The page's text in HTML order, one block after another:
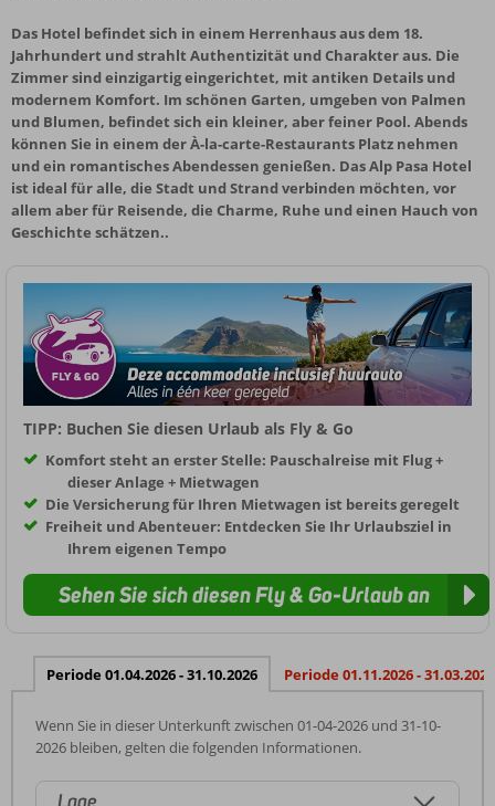
Das Hotel befindet sich in einem Herrenhaus aus dem 18.
Jahrhundert und strahlt Authentizität und Charakter aus. Die
Zimmer sind einzigartig eingerichtet, mit antiken Details und
modernem Komfort. Im schönen Garten, umgeben von Palmen
und Blumen, befindet sich ein kleiner, aber feiner Pool. Abends
können Sie in einem der À-la-carte-Restaurants Platz nehmen
und ein romantisches Abendessen genießen. Das Alp Pasa Hotel
ist ideal für alle, die Stadt und Strand verbinden möchten, vor
allem aber für Reisende, die Charme, Ruhe und einen Hauch von
Geschichte schätzen..
TIPP: Buchen Sie diesen Urlaub als Fly & Go
Komfort steht an erster Stelle: Pauschalreise mit Flug +
dieser Anlage + Mietwagen
Die Versicherung für Ihren Mietwagen ist bereits geregelt
Freiheit und Abenteuer: Entdecken Sie Ihr Urlaubsziel in
Ihrem eigenen Tempo
Sehen Sie sich diesen Fly & Go-Urlaub an
Periode 01.04.2026 - 31.10.2026 Periode 01.11.2026 - 31.03.2027
Wenn Sie in dieser Unterkunft zwischen 01-04-2026 und 31-10-
2026 bleiben, gelten die folgenden Informationen.